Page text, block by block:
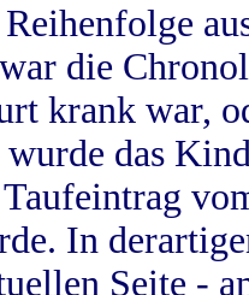
die
krank war,
das
Taufeintrag
In
Seite -